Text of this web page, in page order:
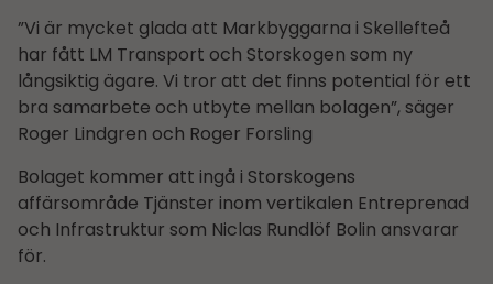
”Vi är mycket glada att Markbyggarna i Skellefteå
har fått LM Transport och Storskogen som ny
långsiktig ägare. Vi tror att det finns potential för ett
bra samarbete och utbyte mellan bolagen”, säger
Roger Lindgren och Roger Forsling
Bolaget kommer att ingå i Storskogens
affärsområde Tjänster inom vertikalen Entreprenad
och Infrastruktur som Niclas Rundlöf Bolin ansvarar
för.